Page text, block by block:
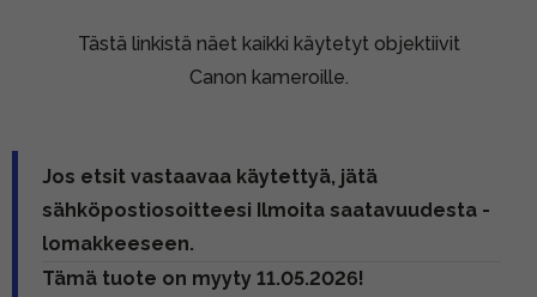
Tästä linkistä näet kaikki käytetyt objektiivit
Canon kameroille.
Jos etsit vastaavaa käytettyä, jätä
sähköpostiosoitteesi Ilmoita saatavuudesta -
lomakkeeseen.
Tämä tuote on myyty 11.05.2026!